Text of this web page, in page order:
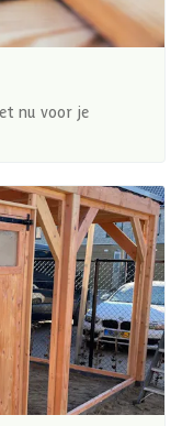
nu voor je